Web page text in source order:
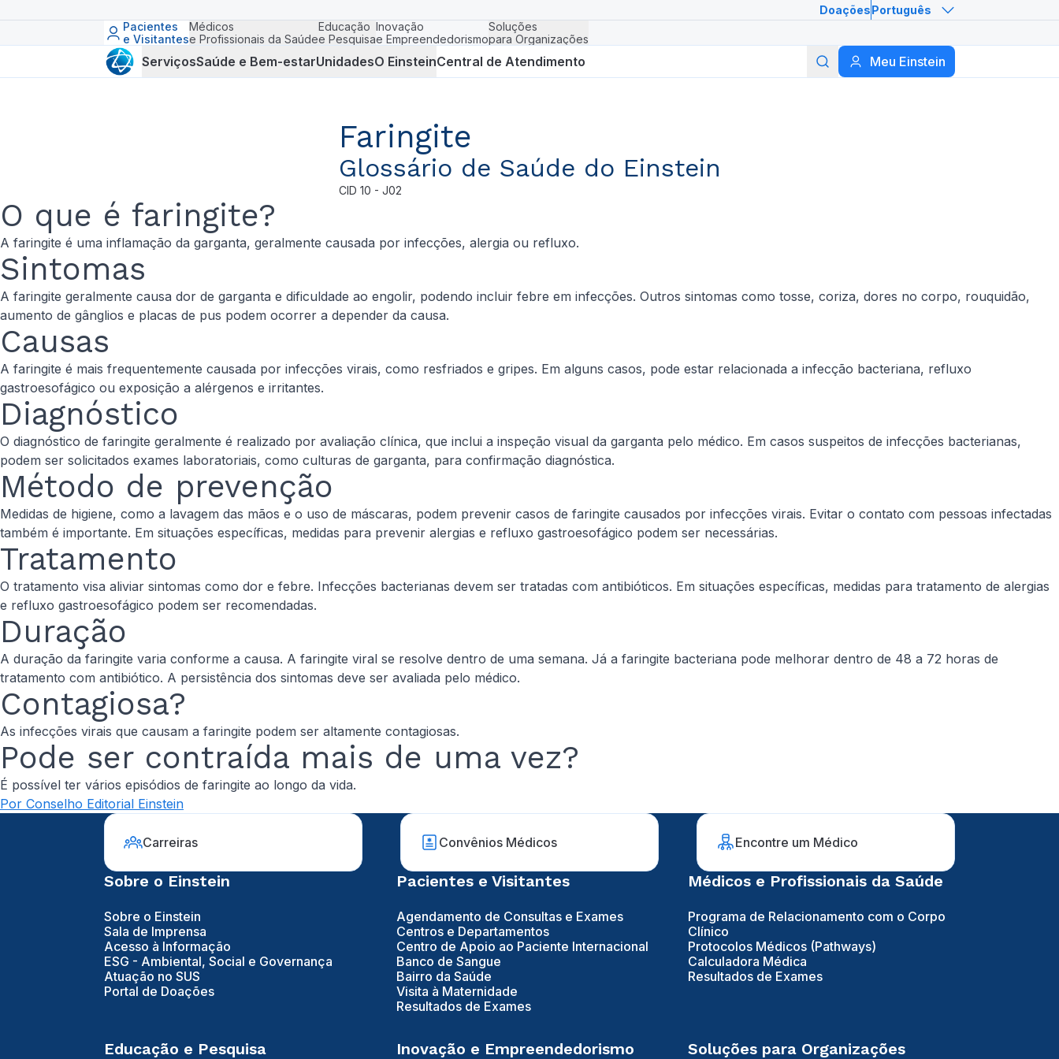
DoaçõesPortuguês
Pacientes
e Visitantes
Médicos
e Profissionais da Saúde
Educação
e Pesquisa
Inovação
e Empreendedorismo
Soluções
para Organizações
ServiçosSaúde e Bem-estarUnidadesO EinsteinCentral de Atendimento Meu Einstein
Buscar
Faringite
Glossário de Saúde do Einstein
CID 10 - J02
O que é faringite?
A faringite é uma inflamação da garganta, geralmente causada por infecções, alergia ou refluxo.
Sintomas
A faringite geralmente causa dor de garganta e dificuldade ao engolir, podendo incluir febre em infecções. Outros sintomas como tosse, coriza, dores no corpo, rouquidão,
aumento de gânglios e placas de pus podem ocorrer a depender da causa.
Causas
A faringite é mais frequentemente causada por infecções virais, como resfriados e gripes. Em alguns casos, pode estar relacionada a infecção bacteriana, refluxo
gastroesofágico ou exposição a alérgenos e irritantes.
Diagnóstico
O diagnóstico de faringite geralmente é realizado por avaliação clínica, que inclui a inspeção visual da garganta pelo médico. Em casos suspeitos de infecções bacterianas,
podem ser solicitados exames laboratoriais, como culturas de garganta, para confirmação diagnóstica.
Método de prevenção
Medidas de higiene, como a lavagem das mãos e o uso de máscaras, podem prevenir casos de faringite causados por infecções virais. Evitar o contato com pessoas infectadas
também é importante. Em situações específicas, medidas para prevenir alergias e refluxo gastroesofágico podem ser necessárias.
Tratamento
O tratamento visa aliviar sintomas como dor e febre. Infecções bacterianas devem ser tratadas com antibióticos. Em situações específicas, medidas para tratamento de alergias
e refluxo gastroesofágico podem ser recomendadas.
Duração
A duração da faringite varia conforme a causa. A faringite viral se resolve dentro de uma semana. Já a faringite bacteriana pode melhorar dentro de 48 a 72 horas de
tratamento com antibiótico. A persistência dos sintomas deve ser avaliada pelo médico.
Contagiosa?
As infecções virais que causam a faringite podem ser altamente contagiosas.
Pode ser contraída mais de uma vez?
É possível ter vários episódios de faringite ao longo da vida.
Por Conselho Editorial Einstein
Carreiras Convênios Médicos Encontre um Médico
Sobre o Einstein
Sobre o Einstein
Sala de Imprensa
Acesso à Informação
ESG - Ambiental, Social e Governança
Atuação no SUS
Portal de Doações
Pacientes e Visitantes
Agendamento de Consultas e Exames
Centros e Departamentos
Centro de Apoio ao Paciente Internacional
Banco de Sangue
Bairro da Saúde
Visita à Maternidade
Resultados de Exames
Médicos e Profissionais da Saúde
Programa de Relacionamento com o Corpo
Clínico
Protocolos Médicos (Pathways)
Calculadora Médica
Resultados de Exames
Educação e Pesquisa Inovação e Empreendedorismo Soluções para Organizações